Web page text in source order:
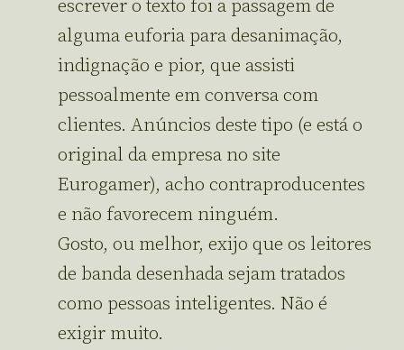
escrever o texto foi a passagem de
alguma euforia para desanimação,
indignação e pior, que assisti
pessoalmente em conversa com
clientes. Anúncios deste tipo (e está o
original da empresa no site
Eurogamer), acho contraproducentes
e não favorecem ninguém.
Gosto, ou melhor, exijo que os leitores
de banda desenhada sejam tratados
como pessoas inteligentes. Não é
exigir muito.